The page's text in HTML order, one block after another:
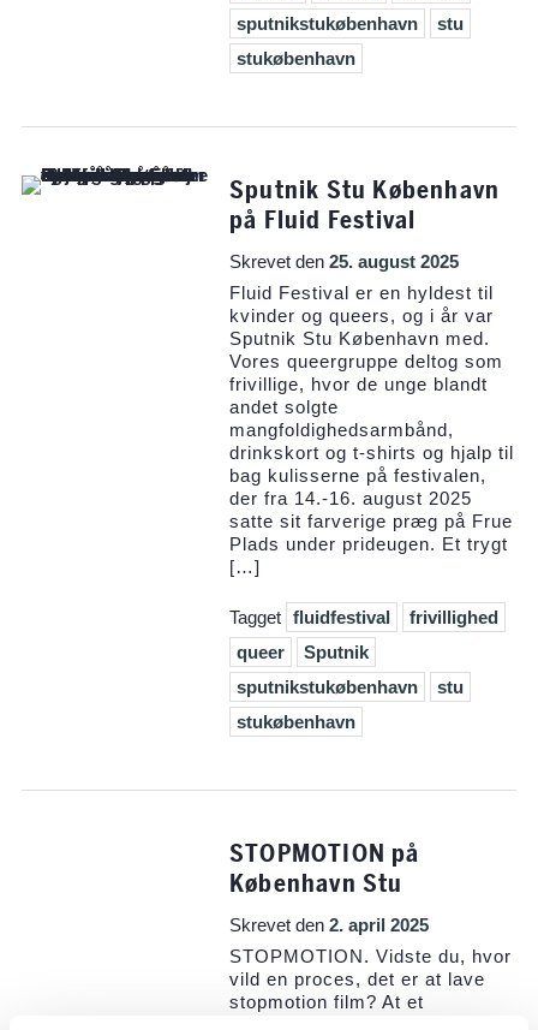
sputnikstukøbenhavn
stu
stukøbenhavn
Sputnik Stu København
på Fluid Festival
Skrevet den25. august 2025
Fluid Festival er en hyldest til
kvinder og queers, og i år var
Sputnik Stu København med.
Vores queergruppe deltog som
frivillige, hvor de unge blandt
andet solgte
mangfoldighedsarmbånd,
drinkskort og t-shirts og hjalp til
bag kulisserne på festivalen,
der fra 14.-16. august 2025
satte sit farverige præg på Frue
Plads under prideugen. Et trygt
[…]
Tagget fluidfestival
frivillighed
queer
Sputnik
sputnikstukøbenhavn
stu
stukøbenhavn
STOPMOTION på
København Stu
Skrevet den2. april 2025
STOPMOTION. Vidste du, hvor
vild en proces, det er at lave
stopmotion film? At et